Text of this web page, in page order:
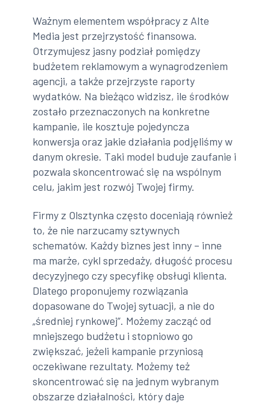
Ważnym elementem współpracy z Alte
Media jest przejrzystość finansowa.
Otrzymujesz jasny podział pomiędzy
budżetem reklamowym a wynagrodzeniem
agencji, a także przejrzyste raporty
wydatków. Na bieżąco widzisz, ile środków
zostało przeznaczonych na konkretne
kampanie, ile kosztuje pojedyncza
konwersja oraz jakie działania podjęliśmy w
danym okresie. Taki model buduje zaufanie i
pozwala skoncentrować się na wspólnym
celu, jakim jest rozwój Twojej firmy.
Firmy z Olsztynka często doceniają również
to, że nie narzucamy sztywnych
schematów. Każdy biznes jest inny – inne
ma marże, cykl sprzedaży, długość procesu
decyzyjnego czy specyfikę obsługi klienta.
Dlatego proponujemy rozwiązania
dopasowane do Twojej sytuacji, a nie do
„średniej rynkowej”. Możemy zacząć od
mniejszego budżetu i stopniowo go
zwiększać, jeżeli kampanie przyniosą
oczekiwane rezultaty. Możemy też
skoncentrować się na jednym wybranym
obszarze działalności, który daje